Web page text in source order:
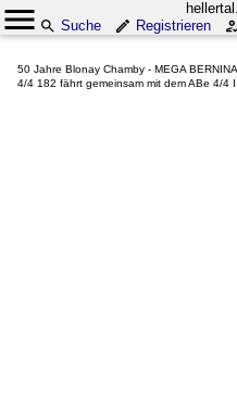
Suche
Registrieren
50 Jahre Blonay Chamby - MEGA
4/4 182 fährt gemeinsam mit dem ABe 4/4 I